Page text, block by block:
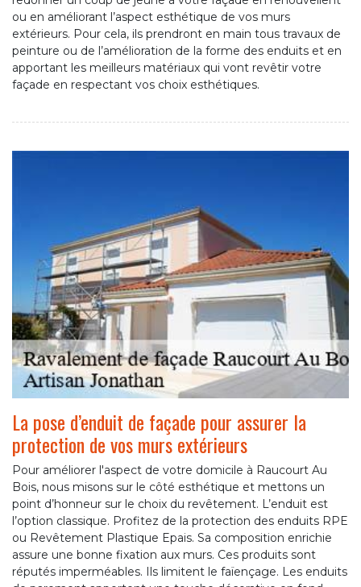
ou en améliorant l’aspect esthétique de vos murs
extérieurs. Pour cela, ils prendront en main tous travaux de
peinture ou de l’amélioration de la forme des enduits et en
apportant les meilleurs matériaux qui vont revêtir votre
façade en respectant vos choix esthétiques.
La pose d’enduit de façade pour assurer la
protection de vos murs extérieurs
Pour améliorer l'aspect de votre domicile à Raucourt Au
Bois, nous misons sur le côté esthétique et mettons un
point d’honneur sur le choix du revêtement. L’enduit est
l’option classique. Profitez de la protection des enduits RPE
ou Revêtement Plastique Epais. Sa composition enrichie
assure une bonne fixation aux murs. Ces produits sont
réputés imperméables. Ils limitent le faïençage. Les enduits